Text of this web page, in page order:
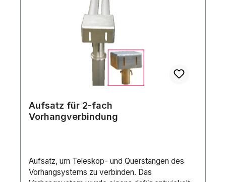
Aufsatz für 2-fach
Vorhangverbindung
Aufsatz, um Teleskop- und Querstangen des
Vorhangsystems zu verbinden. Das